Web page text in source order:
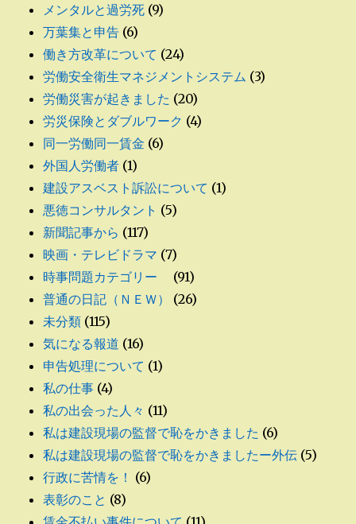
メンタルと過労死 (9)
万葉集と申告 (6)
働き方改革について (24)
労働安全衛生マネジメントシステム (3)
労働災害が起きました (20)
労災保険とダブルワーク (4)
同一労働同一賃金 (6)
外国人労働者 (1)
建設アスベスト訴訟について (1)
悪徳コンサルタント (5)
新聞記事から (117)
映画・テレビドラマ (7)
時事問題カテゴリー
(91)
普通の日記（ＮＥＷ）
(26)
未分類 (115)
気になる報道 (16)
申告処理について (1)
私の仕事 (4)
私の出会った人々 (11)
私は建設現場の監督で恥をかきました (6)
私は建設現場の監督で恥をかきましたー外伝 (5)
行政に苦情を！ (6)
表彰のこと (8)